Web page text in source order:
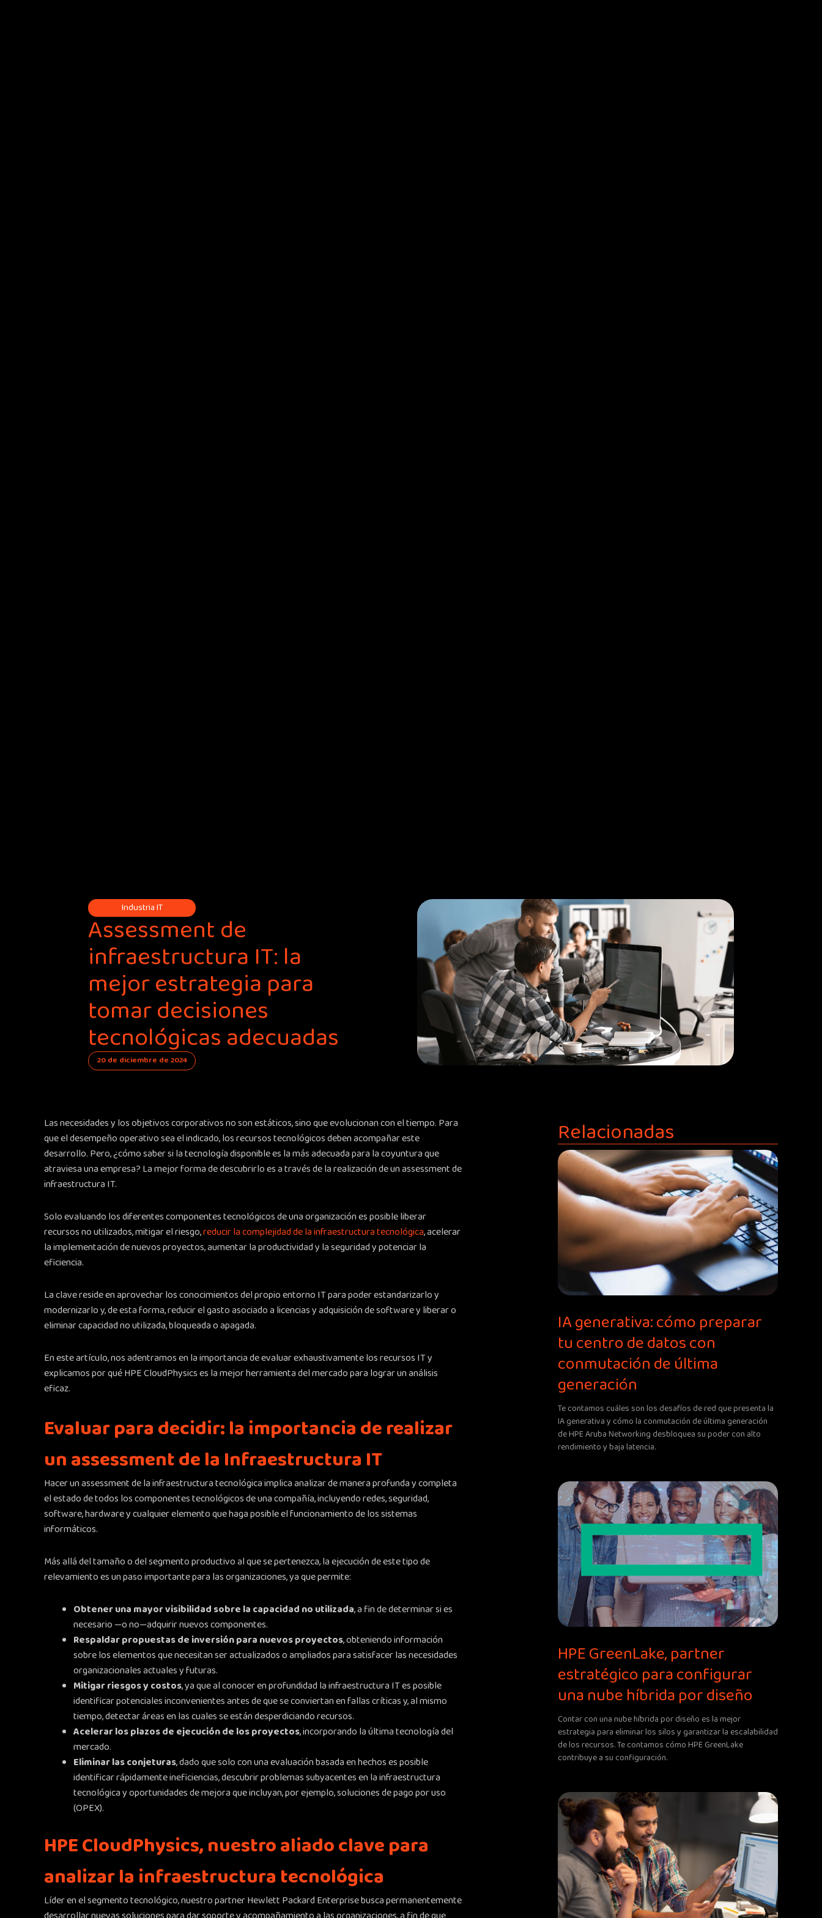
Industria IT
Assessment de
infraestructura IT: la
mejor estrategia para
tomar decisiones
tecnológicas adecuadas
20 de diciembre de 2024
Las necesidades y los objetivos corporativos no son estáticos, sino que evolucionan con el tiempo. Para
que el desempeño operativo sea el indicado, los recursos tecnológicos deben acompañar este
desarrollo. Pero, ¿cómo saber si la tecnología disponible es la más adecuada para la coyuntura que
atraviesa una empresa? La mejor forma de descubrirlo es a través de la realización de un assessment de
infraestructura IT.
Solo evaluando los diferentes componentes tecnológicos de una organización es posible liberar
recursos no utilizados, mitigar el riesgo,reducir la complejidad de la infraestructura tecnológica, acelerar
la implementación de nuevos proyectos, aumentar la productividad y la seguridad y potenciar la
eficiencia.
La clave reside en aprovechar los conocimientos del propio entorno IT para poder estandarizarlo y
modernizarlo y, de esta forma, reducir el gasto asociado a licencias y adquisición de software y liberar o
eliminar capacidad no utilizada, bloqueada o apagada.
En este artículo, nos adentramos en la importancia de evaluar exhaustivamente los recursos IT y
explicamos por qué HPE CloudPhysics es la mejor herramienta del mercado para lograr un análisis
eficaz.
Evaluar para decidir: la importancia de realizar
un assessment de la Infraestructura IT
Hacer un assessment de la infraestructura tecnológica implica analizar de manera profunda y completa
el estado de todos los componentes tecnológicos de una compañía, incluyendo redes, seguridad,
software, hardware y cualquier elemento que haga posible el funcionamiento de los sistemas
informáticos.
Más allá del tamaño o del segmento productivo al que se pertenezca, la ejecución de este tipo de
relevamiento es un paso importante para las organizaciones, ya que permite:
Obtener una mayor visibilidad sobre la capacidad no utilizada, a fin de determinar si es
necesario —o no—adquirir nuevos componentes.
Respaldar propuestas de inversión para nuevos proyectos, obteniendo información
sobre los elementos que necesitan ser actualizados o ampliados para satisfacer las necesidades
organizacionales actuales y futuras.
Mitigar riesgos y costos, ya que al conocer en profundidad la infraestructura IT es posible
identificar potenciales inconvenientes antes de que se conviertan en fallas críticas y, al mismo
tiempo, detectar áreas en las cuales se están desperdiciando recursos.
Acelerar los plazos de ejecución de los proyectos, incorporando la última tecnología del
mercado.
Eliminar las conjeturas, dado que solo con una evaluación basada en hechos es posible
identificar rápidamente ineficiencias, descubrir problemas subyacentes en la infraestructura
tecnológica y oportunidades de mejora que incluyan, por ejemplo, soluciones de pago por uso
(OPEX).
HPE CloudPhysics, nuestro aliado clave para
analizar la infraestructura tecnológica
Líder en el segmento tecnológico, nuestro partner Hewlett Packard Enterprise busca permanentemente
Relacionadas
IA generativa: cómo preparar
tu centro de datos con
conmutación de última
generación
Te contamos cuáles son los desafíos de red que presenta la
IA generativa y cómo la conmutación de última generación
de HPE Aruba Networking desbloquea su poder con alto
rendimiento y baja latencia.
HPE GreenLake, partner
estratégico para configurar
una nube híbrida por diseño
Contar con una nube híbrida por diseño es la mejor
estrategia para eliminar los silos y garantizar la escalabilidad
de los recursos. Te contamos cómo HPE GreenLake
contribuye a su configuración.